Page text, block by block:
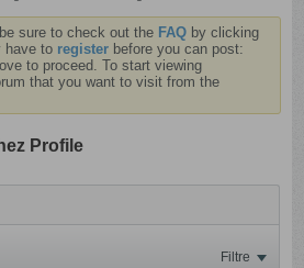
sure to check out the FAQ by clicking
have to register before you can post:
to proceed. To start viewing
that you want to visit from the
Profile
Filtre